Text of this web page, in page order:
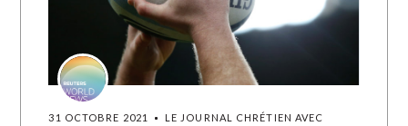
31 OCTOBRE 2021
LE JOURNAL CHRÉTIEN AVEC